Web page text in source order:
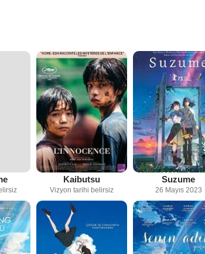
Kaibutsu
Vizyon tarihi belirsiz
Suzume
26 Mayıs 2023